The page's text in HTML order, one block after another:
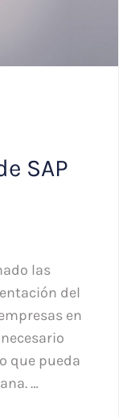
SAP
las
del
en
que pueda
…